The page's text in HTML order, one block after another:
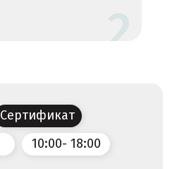
10:00- 18:00
Сертификат